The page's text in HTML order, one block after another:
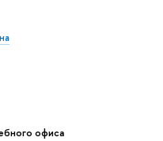
офиса